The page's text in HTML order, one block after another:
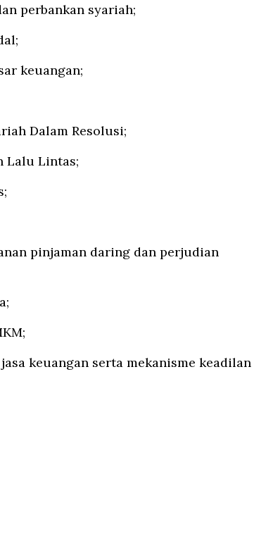
perbankan syariah;
keuangan;
Dalam Resolusi;
Lalu Lintas;
pinjaman daring dan perjudian
keuangan serta mekanisme keadilan